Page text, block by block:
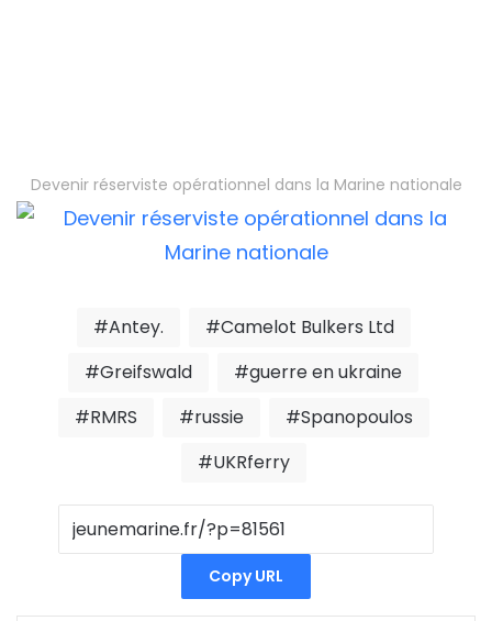
Devenir réserviste opérationnel dans la Marine nationale
Antey.
Camelot Bulkers Ltd
Greifswald
guerre en ukraine
RMRS
russie
Spanopoulos
UKRferry
Copy URL